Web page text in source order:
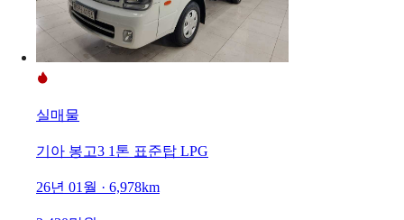
실매물
기아 봉고3 1톤 표준탑 LPG
26년 01월 · 6,978km